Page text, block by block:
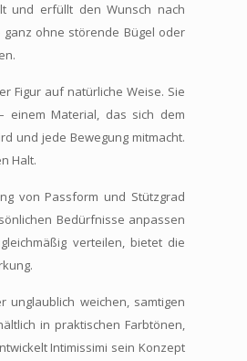
und erfüllt den Wunsch nach
ohne störende Bügel oder
Figur auf natürliche Weise. Sie
einem Material, das sich dem
und jede Bewegung mitmacht.
Halt.
von Passform und Stützgrad
Bedürfnisse anpassen
verteilen, bietet die
unglaublich weichen, samtigen
in praktischen Farbtönen,
Intimissimi sein Konzept